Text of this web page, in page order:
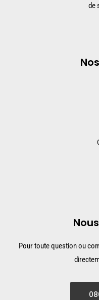
de
Pour toute question ou